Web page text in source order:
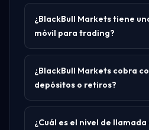
¿BlackBull Markets tiene
móvil para trading?
¿BlackBull Markets cobra
depósitos o retiros?
¿Cuál es el nivel de